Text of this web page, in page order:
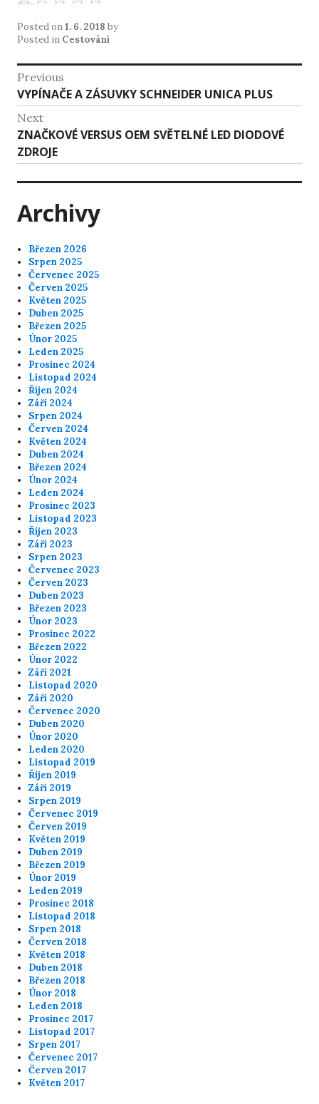
Posted on1. 6. 2018 by
Posted in Cestování
Navigace
pro
příspěvek
Previous
Previous
post:
VYPÍNAČE A ZÁSUVKY SCHNEIDER UNICA PLUS
Next
Next
post:
ZNAČKOVÉ VERSUS OEM SVĚTELNÉ LED DIODOVÉ
ZDROJE
Archivy
Březen 2026
Srpen 2025
Červenec 2025
Červen 2025
Květen 2025
Duben 2025
Březen 2025
Únor 2025
Leden 2025
Prosinec 2024
Listopad 2024
Říjen 2024
Září 2024
Srpen 2024
Červen 2024
Květen 2024
Duben 2024
Březen 2024
Únor 2024
Leden 2024
Prosinec 2023
Listopad 2023
Říjen 2023
Září 2023
Srpen 2023
Červenec 2023
Červen 2023
Duben 2023
Březen 2023
Únor 2023
Prosinec 2022
Březen 2022
Únor 2022
Září 2021
Listopad 2020
Září 2020
Červenec 2020
Duben 2020
Únor 2020
Leden 2020
Listopad 2019
Říjen 2019
Září 2019
Srpen 2019
Červenec 2019
Červen 2019
Květen 2019
Duben 2019
Březen 2019
Únor 2019
Leden 2019
Prosinec 2018
Listopad 2018
Srpen 2018
Červen 2018
Květen 2018
Duben 2018
Březen 2018
Únor 2018
Leden 2018
Prosinec 2017
Listopad 2017
Srpen 2017
Červenec 2017
Červen 2017
Květen 2017